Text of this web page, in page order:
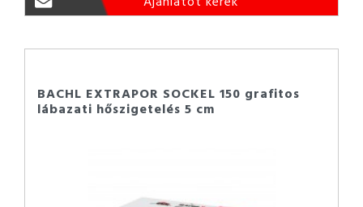
BACHL EXTRAPOR SOCKEL 150 grafitos
lábazati hőszigetelés 5 cm